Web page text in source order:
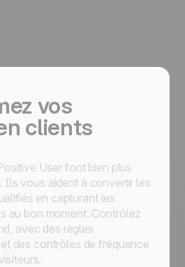
vos
clients
User font bien plus
Ils vous aident à convertir les
en capturant les
au bon moment. Contrôlez
avec des règles
des contrôles de fréquence